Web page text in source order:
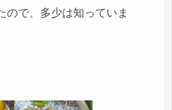
ので、多少は知っていま